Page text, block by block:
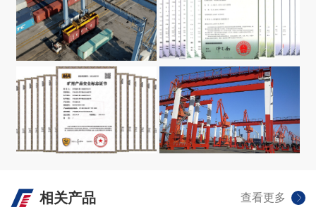
荣誉资质
VIEW +
VIEW +
相关产品 查看更多